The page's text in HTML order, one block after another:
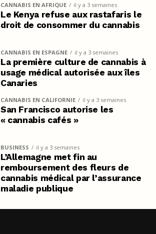
CANNABIS EN AFRIQUE il y a 3 semaines
Le Kenya refuse aux rastafaris le
droit de consommer du cannabis
CANNABIS EN ESPAGNE il y a 3 semaines
La première culture de cannabis à
usage médical autorisée aux îles
Canaries
CANNABIS EN CALIFORNIE il y a 3 semaines
San Francisco autorise les
« cannabis cafés »
BUSINESS il y a 3 semaines
L’Allemagne met fin au
remboursement des fleurs de
cannabis médical par l’assurance
maladie publique